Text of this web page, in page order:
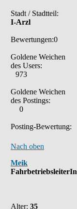
Stadt / Stadtteil:
I-Arzl
Bewertungen:0
Goldene Weichen
des Users:
973
Goldene Weichen
des Postings:
0
Posting-Bewertung:
Nach oben
Meik
FahrbetriebsleiterIn
Alter: 35